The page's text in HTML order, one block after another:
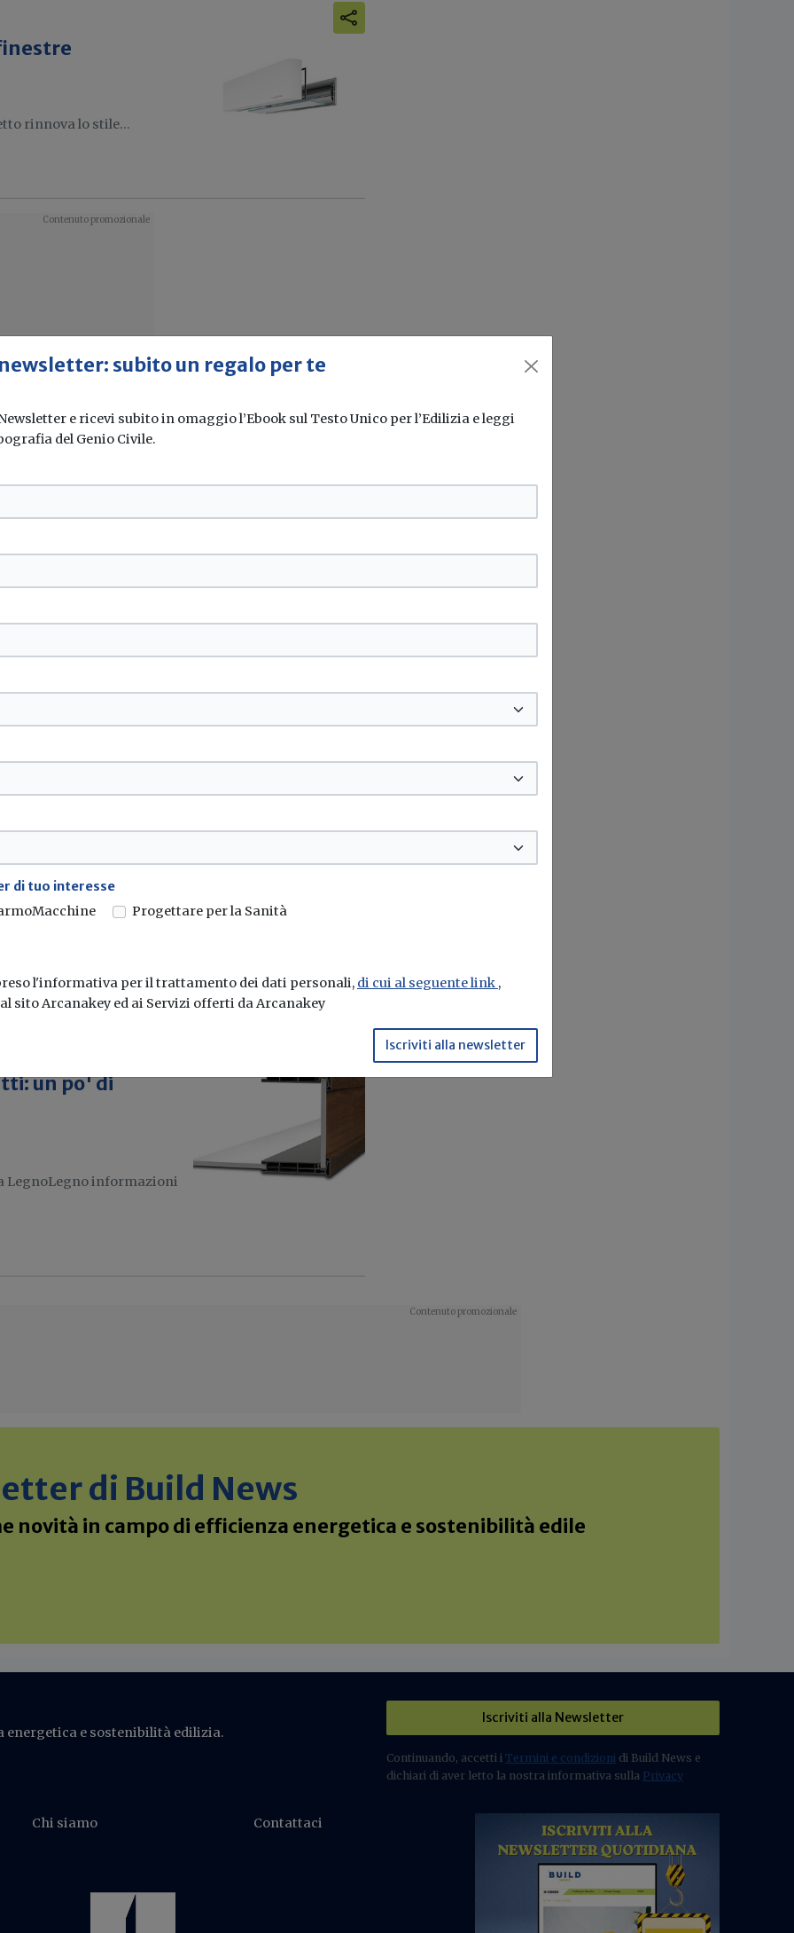
rinnova lo stile...
alla
dati altamente...
termico di
Slentite messo a
un po' di
LegnoLegno informazioni
di Build News
novità in campo di efficienza energetica e sostenibilità edile
e sostenibilità edilizia.
Iscriviti alla Newsletter
Continuando, accetti i Termini e condizioni di Build News e
dichiari di aver letto la nostra informativa sulla Privacy
Chi siamo Contattaci
subito un regalo per te
e ricevi subito in omaggio l’Ebook sul Testo Unico per l’Edilizia e leggi
del Genio Civile.
di tuo interesse
Progettare per la Sanità
l'informativa per il trattamento dei dati personali, di cui al seguente link ,
sito Arcanakey ed ai Servizi offerti da Arcanakey
Iscriviti alla newsletter